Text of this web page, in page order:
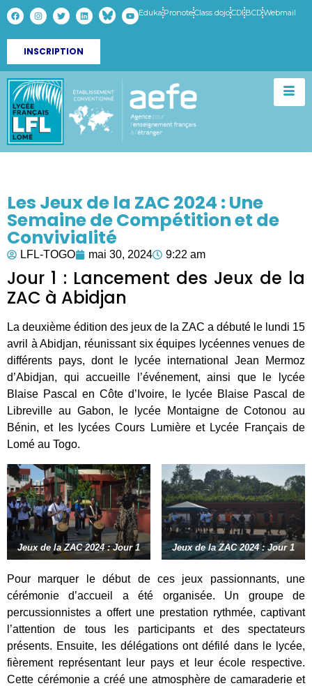
Eduka PronoteClass dojoCDI BCDWebmail
INSCRIPTION
Les Jeux de la ZAC 2024 : Une
Semaine de Compétition et de
Convivialité
LFL-TOGO mai 30, 2024 9:22 am
Jour 1 : Lancement des Jeux de la
ZAC à Abidjan
La deuxième édition des jeux de la ZAC a débuté le lundi 15
avril à Abidjan, réunissant six équipes lycéennes venues de
différents pays, dont le lycée international Jean Mermoz
d’Abidjan, qui accueille l’événement, ainsi que le lycée
Blaise Pascal en Côte d’Ivoire, le lycée Blaise Pascal de
Libreville au Gabon, le lycée Montaigne de Cotonou au
Bénin, et les lycées Cours Lumière et Lycée Français de
Lomé au Togo.
Jeux de la ZAC 2024 : Jour 1 Jeux de la ZAC 2024 : Jour 1
Pour marquer le début de ces jeux passionnants, une
cérémonie d’accueil a été organisée. Un groupe de
percussionnistes a offert une prestation rythmée, captivant
l’attention de tous les participants et des spectateurs
présents. Ensuite, les délégations ont défilé dans le lycée,
fièrement représentant leur pays et leur école respective.
Cette cérémonie a créé une atmosphère de camaraderie et